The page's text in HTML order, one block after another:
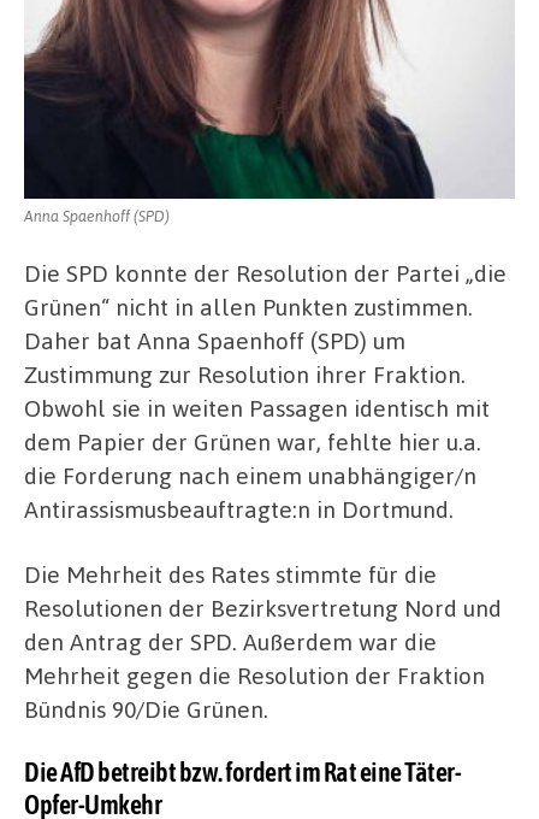
Anna Spaenhoff (SPD)
Die SPD konnte der Resolution der Partei „die
Grünen“ nicht in allen Punkten zustimmen.
Daher bat Anna Spaenhoff (SPD) um
Zustimmung zur Resolution ihrer Fraktion.
Obwohl sie in weiten Passagen identisch mit
dem Papier der Grünen war, fehlte hier u.a.
die Forderung nach einem unabhängiger/n
Antirassismusbeauftragte:n in Dortmund.
Die Mehrheit des Rates stimmte für die
Resolutionen der Bezirksvertretung Nord und
den Antrag der SPD. Außerdem war die
Mehrheit gegen die Resolution der Fraktion
Bündnis 90/Die Grünen.
Die AfD betreibt bzw. fordert im Rat eine Täter-
Opfer-Umkehr